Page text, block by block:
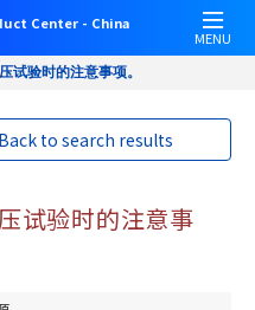
Center - China
MENU
试验时的注意事项。
Back to search results
试验时的注意事